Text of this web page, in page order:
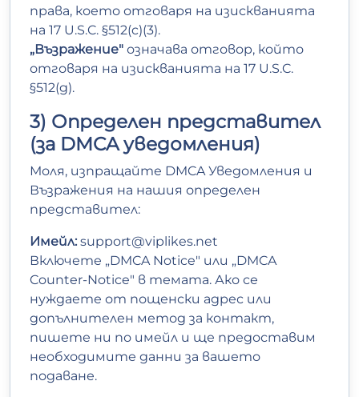
права, което отговаря на изискванията
на 17 U.S.C. §512(c)(3).
„Възражение" означава отговор, който
отговаря на изискванията на 17 U.S.C.
§512(g).
3) Определен представител
(за DMCA уведомления)
Моля, изпращайте DMCA Уведомления и
Възражения на нашия определен
представител:
Имейл: support@viplikes.net
Включете „DMCA Notice" или „DMCA
Counter-Notice" в темата. Ако се
нуждаете от пощенски адрес или
допълнителен метод за контакт,
пишете ни по имейл и ще предоставим
необходимите данни за вашето
подаване.